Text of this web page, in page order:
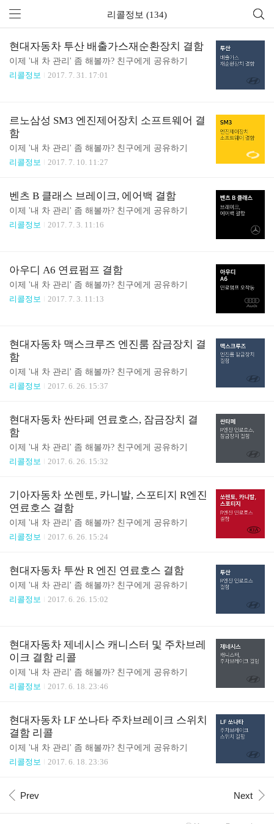
리콜정보 (134)
현대자동차 투산 배출가스재순환장치 결함
이제 '내 차 관리' 좀 해볼까? 친구에게 공유하기
리콜정보
2017. 7. 31. 17:01
르노삼성 SM3 엔진제어장치 소프트웨어 결
함
이제 '내 차 관리' 좀 해볼까? 친구에게 공유하기
리콜정보
2017. 7. 10. 11:27
벤츠 B 클래스 브레이크, 에어백 결함
이제 '내 차 관리' 좀 해볼까? 친구에게 공유하기
리콜정보
2017. 7. 3. 11:16
아우디 A6 연료펌프 결함
이제 '내 차 관리' 좀 해볼까? 친구에게 공유하기
리콜정보
2017. 7. 3. 11:13
현대자동차 맥스크루즈 엔진룸 잠금장치 결
함
이제 '내 차 관리' 좀 해볼까? 친구에게 공유하기
리콜정보
2017. 6. 26. 15:37
현대자동차 싼타페 연료호스, 잠금장치 결
함
이제 '내 차 관리' 좀 해볼까? 친구에게 공유하기
리콜정보
2017. 6. 26. 15:32
기아자동차 쏘렌토, 카니발, 스포티지 R엔진
연료호스 결함
이제 '내 차 관리' 좀 해볼까? 친구에게 공유하기
리콜정보
2017. 6. 26. 15:24
현대자동차 투싼 R 엔진 연료호스 결함
이제 '내 차 관리' 좀 해볼까? 친구에게 공유하기
리콜정보
2017. 6. 26. 15:02
현대자동차 제네시스 캐니스터 및 주차브레
이크 결함 리콜
이제 '내 차 관리' 좀 해볼까? 친구에게 공유하기
리콜정보
2017. 6. 18. 23:46
현대자동차 LF 쏘나타 주차브레이크 스위치
결함 리콜
이제 '내 차 관리' 좀 해볼까? 친구에게 공유하기
리콜정보
2017. 6. 18. 23:36
Prev Next